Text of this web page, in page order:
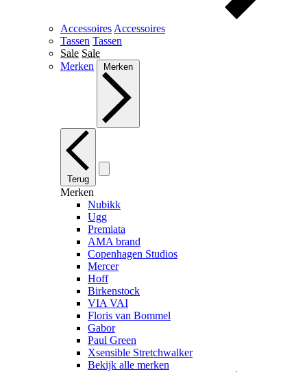
Accessoires Accessoires
Tassen Tassen
Sale Sale
Merken
Merken
Terug
Merken
Nubikk
Ugg
Premiata
AMA brand
Copenhagen Studios
Mercer
Hoff
Birkenstock
VIA VAI
Floris van Bommel
Gabor
Paul Green
Xsensible Stretchwalker
Bekijk alle merken